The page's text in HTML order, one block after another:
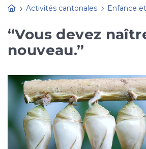
Activités cantonales
Enfance
“Vous devez
nouveau.”